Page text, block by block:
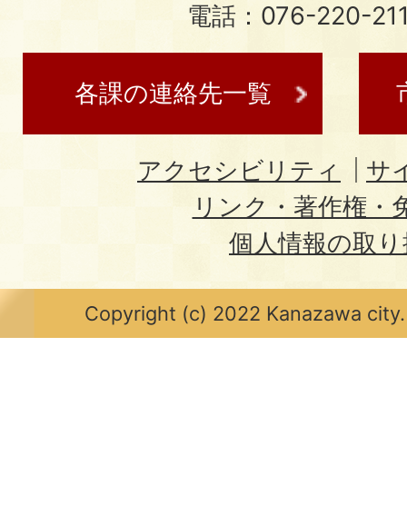
電話：076-220-
各課の連絡先一覧
アクセシビリティ
サ
リンク・著作権・
個人情報の取
Copyright (c) 2022 Kanazawa